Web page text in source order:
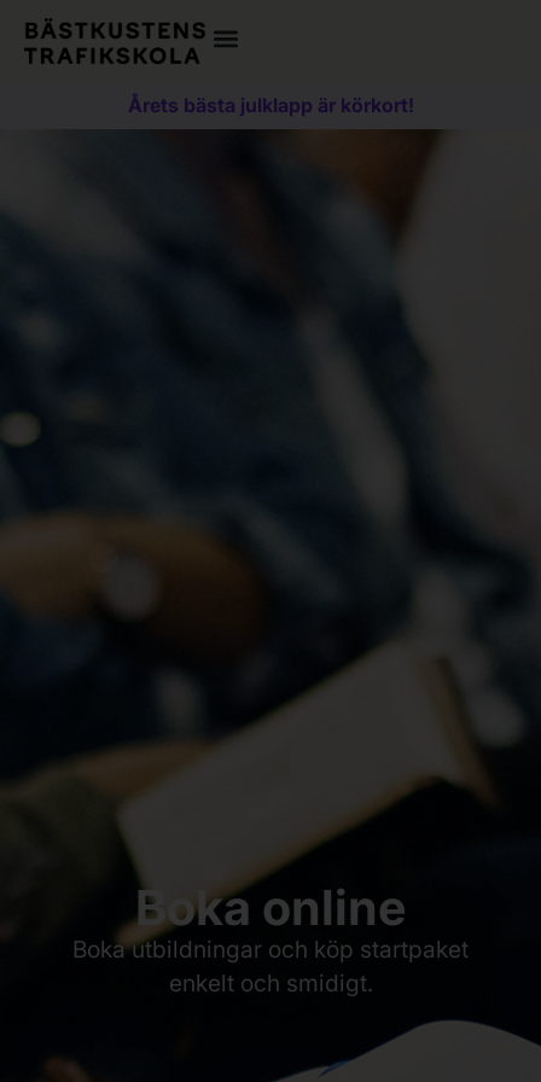
Årets bästa julklapp är körkort!
Boka online
Boka utbildningar och köp startpaket
enkelt och smidigt.